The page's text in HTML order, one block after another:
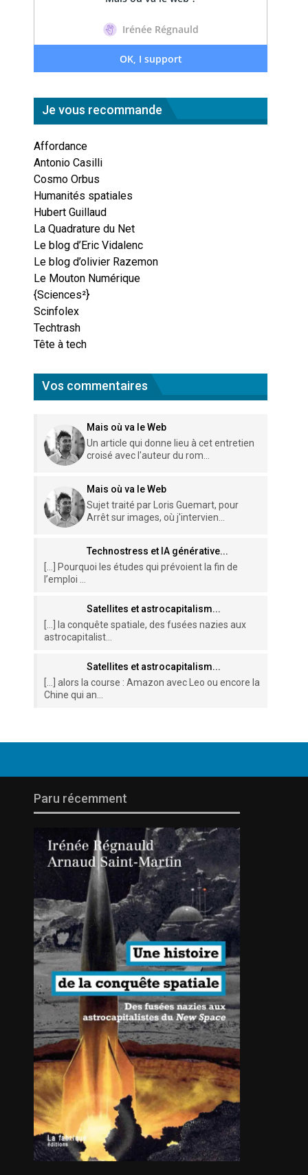
Je vous recommande
Affordance
Antonio Casilli
Cosmo Orbus
Humanités spatiales
Hubert Guillaud
La Quadrature du Net
Le blog d’Eric Vidalenc
Le blog d’olivier Razemon
Le Mouton Numérique
{Sciences²}
Scinfolex
Techtrash
Tête à tech
Vos commentaires
Mais où va le Web
Un article qui donne lieu à cet entretien
croisé avec l'auteur du rom...
Mais où va le Web
Sujet traité par Loris Guemart, pour
Arrêt sur images, où j'intervien...
Technostress et IA générative...
[…] Pourquoi les études qui prévoient la fin de
l’emploi ...
Satellites et astrocapitalism...
[…] la conquête spatiale, des fusées nazies aux
astrocapitalist...
Satellites et astrocapitalism...
[…] alors la course : Amazon avec Leo ou encore la
Chine qui an...
Paru récemment